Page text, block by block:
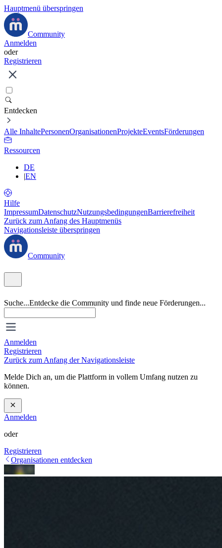
Hauptmenü überspringen
Community
Anmelden
oder
Registrieren
Entdecken
Alle InhaltePersonenOrganisationenProjekteEventsFörderungen
Ressourcen
DE
|EN
Hilfe
ImpressumDatenschutzNutzungsbedingungenBarrierefreiheit
Zurück zum Anfang des Hauptmenüs
Navigationsleiste überspringen
Community
Suche...Entdecke die Community und finde neue Förderungen...
Anmelden
Registrieren
Zurück zum Anfang der Navigationsleiste
Melde Dich an, um die Plattform in vollem Umfang nutzen zu
können.
Anmelden
oder
Registrieren
Organisationen entdecken